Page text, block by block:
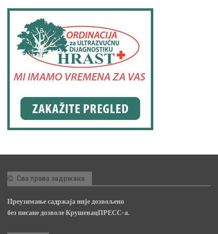
Сва права задржана
Преузимање садржаја није дозвољено
без писане дозволе КрушевацПРЕСС-а.